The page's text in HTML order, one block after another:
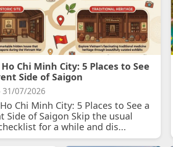
Chi Minh City: 5 Places to See
Side of Saigon
07/2026
Chi Minh City: 5 Places to See a
Side of Saigon Skip the usual
for a while and dis...